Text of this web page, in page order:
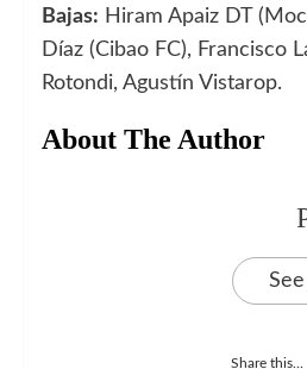
Bajas: Hiram Apaiz DT
Díaz (Cibao FC), Francisco
Rotondi, Agustín Vistarop.
About The Author
Share this...